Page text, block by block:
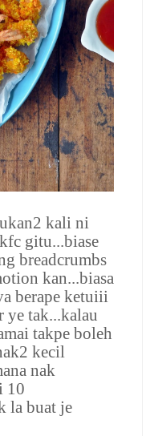
kali ni
gitu...biase
breadcrumbs
kan...biasa
berape ketuiii
ye tak...kalau
takpe boleh
kecil
nak
10
la buat je